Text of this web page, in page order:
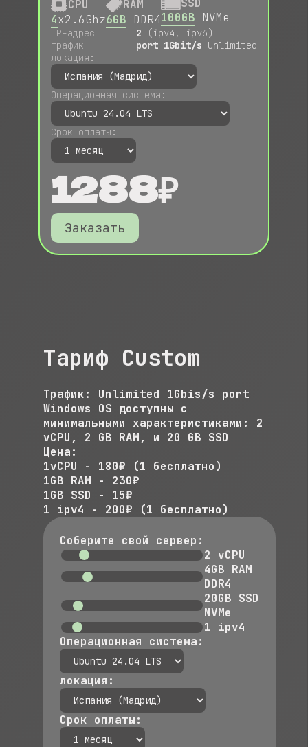
CPU
4x2.6Ghz
RAM
6GB DDR4
SSD
100GB NVMe
IP-адрес
трафик
2 (ipv4, ipv6)
port 1Gbit/s Unlimited
локация:
Операционная система:
Срок оплаты:
1288₽
Заказать
Tариф Custom
Трафик: Unlimited 1Gbis/s port
Windows OS доступны с
минимальными характеристиками: 2
vCPU, 2 GB RAM, и 20 GB SSD
Цена:
1vCPU - 180₽ (1 бесплатно)
1GB RAM - 230₽
1GB SSD - 15₽
1 ipv4 - 200₽ (1 бесплатно)
Соберите свой сервер:
2 vCPU
4GB RAM
DDR4
20GB SSD
NVMe
1 ipv4
Операционная система:
локация:
Срок оплаты: